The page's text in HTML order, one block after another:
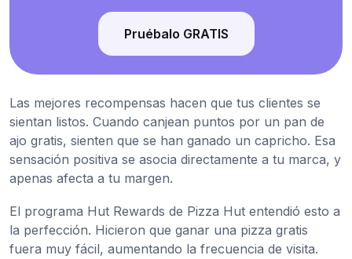
Pruébalo GRATIS
Las mejores recompensas hacen que tus clientes se
sientan listos. Cuando canjean puntos por un pan de
ajo gratis, sienten que se han ganado un capricho. Esa
sensación positiva se asocia directamente a tu marca, y
apenas afecta a tu margen.
El programa Hut Rewards de Pizza Hut entendió esto a
la perfección. Hicieron que ganar una pizza gratis
fuera muy fácil, aumentando la frecuencia de visita.